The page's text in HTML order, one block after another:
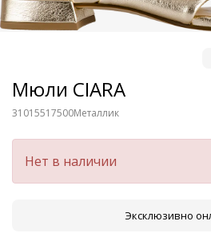
Мюли CIARA
31015517500Металлик
Нет в наличии
Эксклюзивно